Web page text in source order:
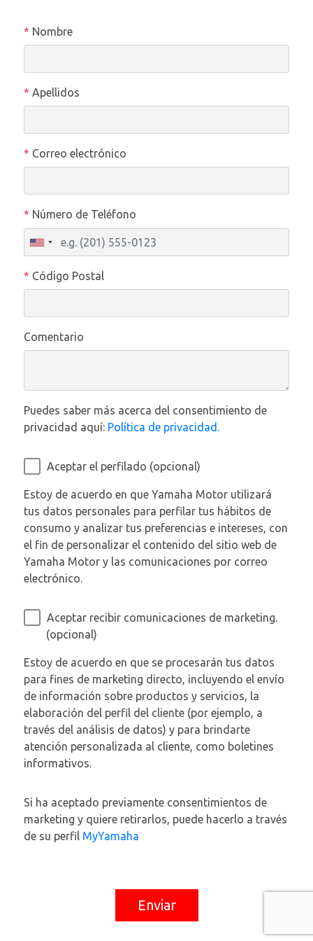
* Nombre
* Apellidos
* Correo electrónico
* Número de Teléfono
* Código Postal
Comentario
Puedes saber más acerca del consentimiento de
privacidad aquí: Política de privacidad.
Aceptar el perfilado (opcional)
Estoy de acuerdo en que Yamaha Motor utilizará
tus datos personales para perfilar tus hábitos de
consumo y analizar tus preferencias e intereses, con
el fin de personalizar el contenido del sitio web de
Yamaha Motor y las comunicaciones por correo
electrónico.
Aceptar recibir comunicaciones de marketing.
(opcional)
Estoy de acuerdo en que se procesarán tus datos
para fines de marketing directo, incluyendo el envío
de información sobre productos y servicios, la
elaboración del perfil del cliente (por ejemplo, a
través del análisis de datos) y para brindarte
atención personalizada al cliente, como boletines
informativos.
Si ha aceptado previamente consentimientos de
marketing y quiere retirarlos, puede hacerlo a través
de su perfil MyYamaha
Enviar